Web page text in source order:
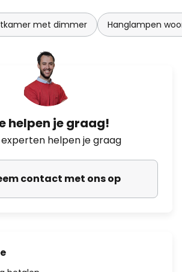
met dimmer Hanglampen
helpen je graag!
helpen je graag
contact met ons op